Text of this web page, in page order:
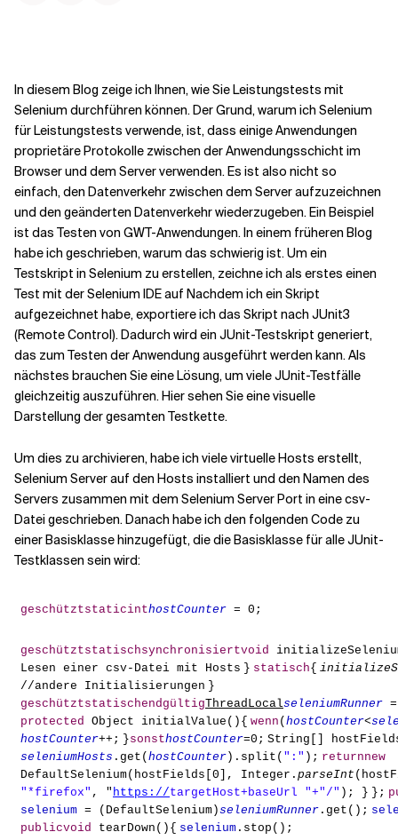
In diesem Blog zeige ich Ihnen, wie Sie Leistungstests mit
Selenium durchführen können. Der Grund, warum ich Selenium
für Leistungstests verwende, ist, dass einige Anwendungen
proprietäre Protokolle zwischen der Anwendungsschicht im
Browser und dem Server verwenden. Es ist also nicht so
einfach, den Datenverkehr zwischen dem Server aufzuzeichnen
und den geänderten Datenverkehr wiederzugeben. Ein Beispiel
ist das Testen von GWT-Anwendungen. In einem früheren Blog
habe ich geschrieben, warum das schwierig ist. Um ein
Testskript in Selenium zu erstellen, zeichne ich als erstes einen
Test mit der Selenium IDE auf Nachdem ich ein Skript
aufgezeichnet habe, exportiere ich das Skript nach JUnit3
(Remote Control). Dadurch wird ein JUnit-Testskript generiert,
das zum Testen der Anwendung ausgeführt werden kann. Als
nächstes brauchen Sie eine Lösung, um viele JUnit-Testfälle
gleichzeitig auszuführen. Hier sehen Sie eine visuelle
Darstellung der gesamten Testkette.
Um dies zu archivieren, habe ich viele virtuelle Hosts erstellt,
Selenium Server auf den Hosts installiert und den Namen des
Servers zusammen mit dem Selenium Server Port in eine csv-
Datei geschrieben. Danach habe ich den folgenden Code zu
einer Basisklasse hinzugefügt, die die Basisklasse für alle JUnit-
Testklassen sein wird:
geschütztstaticinthostCounter = 0;
geschütztstatischsynchronisiertvoid
Lesen einer csv-Datei mit Hosts } statisch{
//andere Initialisierungen }
geschütztstatischendgültigThreadLocalseleniumRunner
protected Object initialValue(){ wenn ( hostCounter<
hostCounter++; }sonsthostCounter=0; String[]
seleniumHosts .get( hostCounter ).split( ":" ); returnnew
DefaultSelenium(hostFields[0], Integer. parseInt
"*firefox" , " https://targetHost+baseUrl "+"/" ); } };
selenium = (DefaultSelenium)seleniumRunner .get();
publicvoid tearDown(){ selenium .stop();